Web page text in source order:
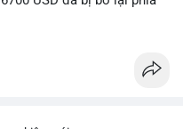
dịch 10.29 triệu NEAR